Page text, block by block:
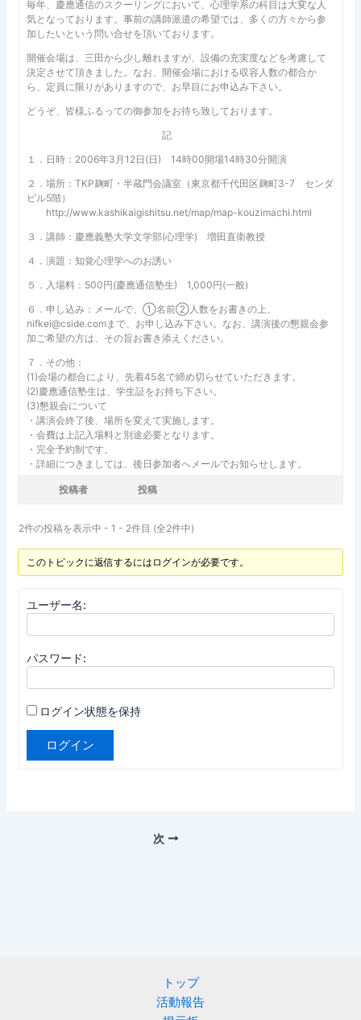
毎年、慶應通信のスクーリングにおいて、心理学系の科目は大変な人
気となっております。事前の講師派遣の希望では、多くの方々から参
加したいという問い合せを頂いております。
開催会場は、三田から少し離れますが、設備の充実度などを考慮して
決定させて頂きました。なお、開催会場における収容人数の都合か
ら、定員に限りがありますので、お早目にお申込み下さい。
どうぞ、皆様ふるっての御参加をお待ち致しております。
記
１．日時：2006年3月12日(日) 14時00開場14時30分開演
２．場所：TKP麹町・半蔵門会議室（東京都千代田区麹町3-7 センダ
ビル5階）
http://www.kashikaigishitsu.net/map/map-kouzimachi.html
３．講師：慶應義塾大学文学部(心理学) 増田直衛教授
４．演題：知覚心理学へのお誘い
５．入場料：500円(慶應通信塾生) 1,000円(一般)
６．申し込み：メールで、①名前②人数をお書きの上、
nifkei@cside.comまで、お申し込み下さい。なお、講演後の懇親会参
加ご希望の方は、その旨お書き添えください。
７．その他：
(1)会場の都合により、先着45名で締め切らせていただきます。
(2)慶應通信塾生は、学生証をお持ち下さい。
(3)懇親会について
・講演会終了後、場所を変えて実施します。
・会費は上記入場料と別途必要となります。
・完全予約制です。
・詳細につきましては、後日参加者へメールでお知らせします。
投稿者 投稿
2件の投稿を表示中 - 1 - 2件目 (全2件中)
このトピックに返信するにはログインが必要です。
ユーザー名:
パスワード:
ログイン状態を保持
ログイン
次
トップ
活動報告